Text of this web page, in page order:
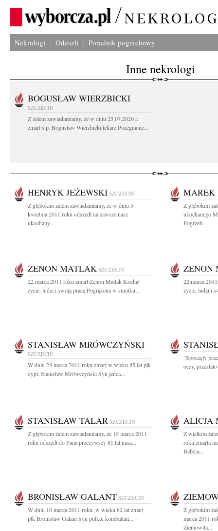
Nekrologi Odeszli Poradnik pogrzebowy
Inne nekrologi
BOGUSŁAW WIERZBICKI
SZCZECIN
Z żalem zawiadamiamy, że w dniu 25.07.2026 r.
zmarł ś.p. Bogusław Wierzbicki lekarz Pożegnanie...
HENRYK JEŻEWSKI SZCZECIN
Z głębokim żalem zawiadamiamy, że w dniu 5
kwietnia 2011 roku odszedł na zawsze nasz
ukochany...
Z głębokim
ukochanego
Pogrzeb...
ZENON MATLAK SZCZECIN
22 marca 2011 roku zmarł Zenon Matlak Kochał
życie, ludzi i swoją pracę Pogrążona w smutku...
ZENON
22 marca
życie, ludzi i
STANISŁAW MRÓWCZYŃSKI
SZCZECIN
W dniu 23 marca 2011 roku zmarł w wieku 85 lat płk
dypl. Stanisław Mrówczyński Syn jeńca...
"Spoczęły
oczy,
STANISŁAW TALAR SZCZECIN
Z głębokim żalem zawiadamiamy, że 19 marca 2011
roku odszedł do Pana przeżywszy 81 lat nasz...
ALICJA
Z wielkim
roku zmarła
Babcia...
BRONISŁAW GALANT SZCZECIN
W dniu 10 marca 2011 roku, w wieku 82 lat zmarł
płk Bronisław Galant Syn pułku, kombatant...
Z głębokim
marca 2011
Ziemowita...